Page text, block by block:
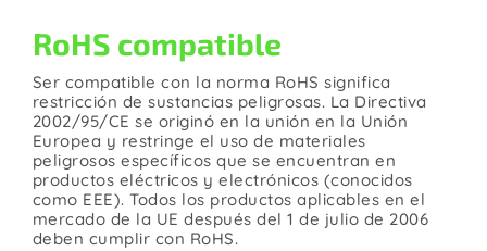
RoHS compatible
Ser compatible con la norma RoHS significa
restricción de sustancias peligrosas. La Directiva
2002/95/CE se originó en la unión en la Unión
Europea y restringe el uso de materiales
peligrosos específicos que se encuentran en
productos eléctricos y electrónicos (conocidos
como EEE). Todos los productos aplicables en el
mercado de la UE después del 1 de julio de 2006
deben cumplir con RoHS.